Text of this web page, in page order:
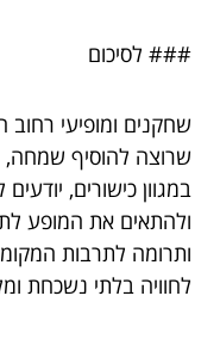
### לסיכום
שחקנים ומופיעי רחוב
שרוצה להוסיף שמחה,
במגוון כישורים,
ולהתאים את המופע
ותרומה לתרבות
לחוויה בלתי נשכחת